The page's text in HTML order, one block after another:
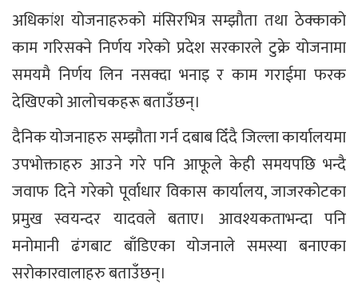
अधिकांश योजनाहरुको मंसिरभित्र सम्झौता तथा ठेक्काको
काम गरिसक्ने निर्णय गरेको प्रदेश सरकारले टुक्रे योजनामा
समयमै निर्णय लिन नसक्दा भनाइ र काम गराईमा फरक
देखिएको आलोचकहरू बताउँछन्।
दैनिक योजनाहरु सम्झौता गर्न दबाब दिँदै जिल्ला कार्यालयमा
उपभोक्ताहरु आउने गरे पनि आफूले केही समयपछि भन्दै
जवाफ दिने गरेको पूर्वाधार विकास कार्यालय, जाजरकोटका
प्रमुख स्वयन्दर यादवले बताए। आवश्यकताभन्दा पनि
मनोमानी ढंगबाट बाँडिएका योजनाले समस्या बनाएका
सरोकारवालाहरु बताउँछन्।